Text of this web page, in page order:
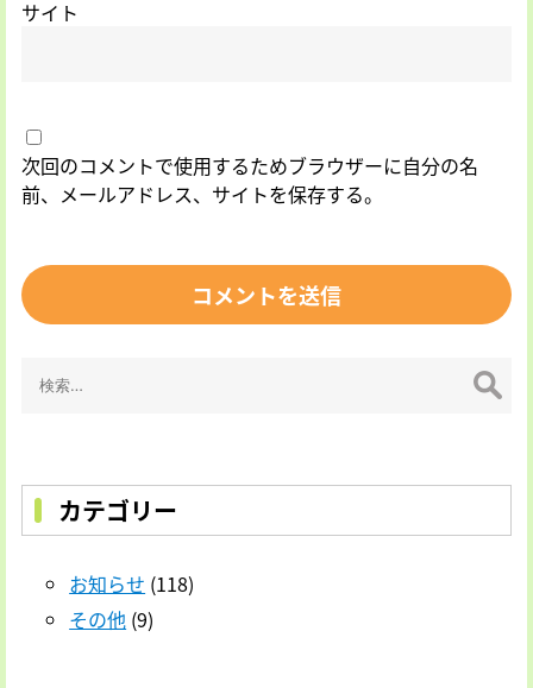
サイト
次回のコメントで使用するためブラウザーに自分の名
前、メールアドレス、サイトを保存する。
索:
カテゴリー
お知らせ (118)
その他 (9)